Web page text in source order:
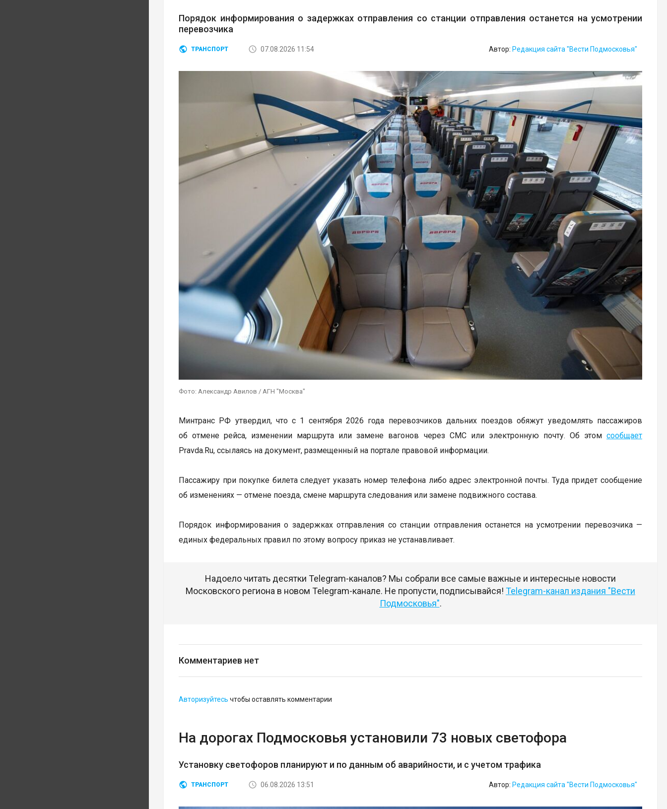
Порядок информирования о задержках отправления со станции отправления останется на усмотрении
перевозчика
ТРАНСПОРТ 07.08.2026 11:54 Автор: Редакция сайта "Вести Подмосковья"
Фото: Александр Авилов / АГН "Москва"
Минтранс РФ утвердил, что с 1 сентября 2026 года перевозчиков дальних поездов обяжут уведомлять пассажиров
об отмене рейса, изменении маршрута или замене вагонов через СМС или электронную почту. Об этом сообщает
Pravda.Ru, ссылаясь на документ, размещенный на портале правовой информации.
Пассажиру при покупке билета следует указать номер телефона либо адрес электронной почты. Туда придет сообщение
об изменениях — отмене поезда, смене маршрута следования или замене подвижного состава.
Порядок информирования о задержках отправления со станции отправления останется на усмотрении перевозчика —
единых федеральных правил по этому вопросу приказ не устанавливает.
Надоело читать десятки Telegram-каналов? Мы собрали все самые важные и интересные новости
Московского региона в новом Telegram-канале. Не пропусти, подписывайся! Telegram-канал издания "Вести
Подмосковья".
Комментариев нет
Авторизуйтесь чтобы оставлять комментарии
На дорогах Подмосковья установили 73 новых светофора
Установку светофоров планируют и по данным об аварийности, и с учетом трафика
ТРАНСПОРТ 06.08.2026 13:51 Автор: Редакция сайта "Вести Подмосковья"